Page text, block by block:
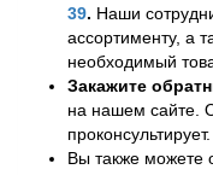
39. Наши
ассортименту, а
необходимый
Закажите
на нашем сайте.
проконсультирует.
Вы также можете